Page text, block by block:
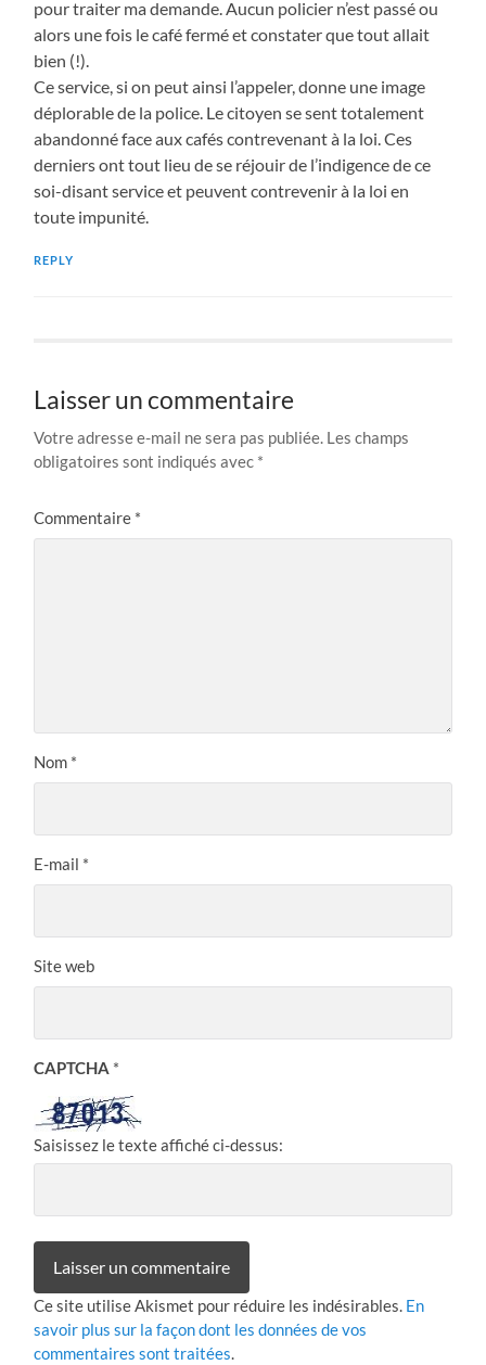
pour traiter ma demande. Aucun policier n’est passé ou
alors une fois le café fermé et constater que tout allait
bien (!).
Ce service, si on peut ainsi l’appeler, donne une image
déplorable de la police. Le citoyen se sent totalement
abandonné face aux cafés contrevenant à la loi. Ces
derniers ont tout lieu de se réjouir de l’indigence de ce
soi-disant service et peuvent contrevenir à la loi en
toute impunité.
REPLY
Laisser un commentaire
Votre adresse e-mail ne sera pas publiée. Les champs
obligatoires sont indiqués avec *
Commentaire *
Nom *
E-mail *
Site web
CAPTCHA *
Saisissez le texte affiché ci-dessus:
Ce site utilise Akismet pour réduire les indésirables. En
savoir plus sur la façon dont les données de vos
commentaires sont traitées.